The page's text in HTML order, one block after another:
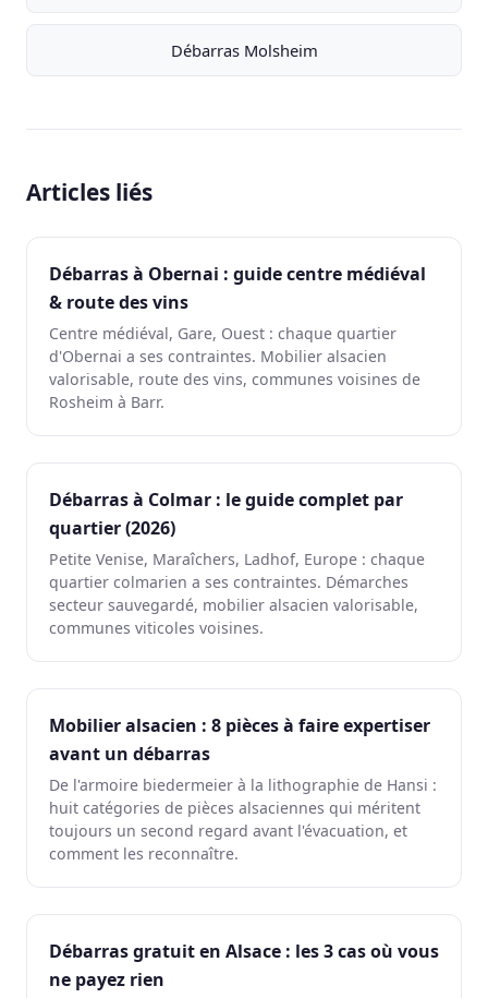
Débarras Molsheim
Articles liés
Débarras à Obernai : guide centre médiéval
& route des vins
Centre médiéval, Gare, Ouest : chaque quartier
d'Obernai a ses contraintes. Mobilier alsacien
valorisable, route des vins, communes voisines de
Rosheim à Barr.
Débarras à Colmar : le guide complet par
quartier (2026)
Petite Venise, Maraîchers, Ladhof, Europe : chaque
quartier colmarien a ses contraintes. Démarches
secteur sauvegardé, mobilier alsacien valorisable,
communes viticoles voisines.
Mobilier alsacien : 8 pièces à faire expertiser
avant un débarras
De l'armoire biedermeier à la lithographie de Hansi :
huit catégories de pièces alsaciennes qui méritent
toujours un second regard avant l'évacuation, et
comment les reconnaître.
Débarras gratuit en Alsace : les 3 cas où vous
ne payez rien